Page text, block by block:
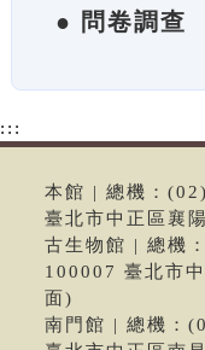
● 問卷調查
:::
本館 | 總機：
臺北市中正區襄
古生物館 | 總機
100007 臺北市
面)
南門館 | 總機：